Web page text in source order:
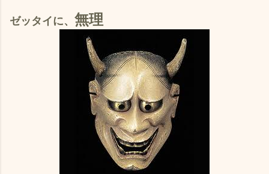
ゼッタイに、 無理